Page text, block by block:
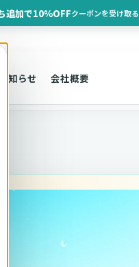
追加で10%OFFクーポンを受け取る
お知らせ 会社概要